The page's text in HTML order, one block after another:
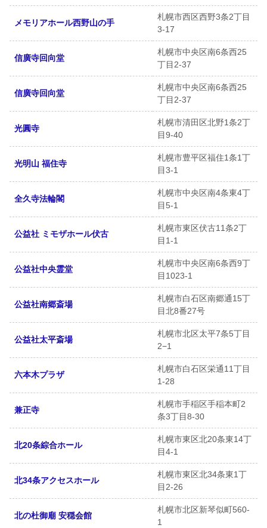
メモリアホール西野山の手
札幌市西区西野3条2丁目
3-17
信廣寺回向堂
札幌市中央区南6条西25
丁目2-37
信廣寺回向堂
札幌市中央区南6条西25
丁目2-37
光圓寺
札幌市清田区北野1条2丁
目9-40
光明山 福住寺
札幌市豊平区福住1条1丁
目3-1
全久寺法輪閣
札幌市中央区南4条東4丁
目5-1
公益社 ミモザホール伏古
札幌市東区伏古11条2丁
目1-1
公益社中央霊堂
札幌市中央区南6条西9丁
目1023-1
公益社南郷斎場
札幌市白石区南郷通15丁
目北8番27号
公益社太平斎場
札幌市北区太平7条5丁目
2−1
六本木プラザ
札幌市白石区栄通11丁目
1-28
兼正寺
札幌市手稲区手稲本町2
条3丁目8-30
北20条綜合ホール
札幌市東区北20条東14丁
目4-1
北34条アクセスホール
札幌市東区北34条東1丁
目2-26
北の杜御廟 安穏会館
札幌市北区新琴似町560-
1